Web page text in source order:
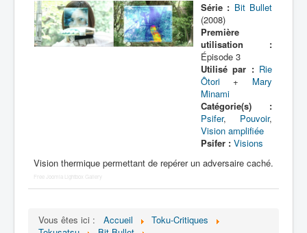
Personnages
Objets
Bullets
Entourage
Série : Bit Bullet
(2008)
Première
utilisation :
Épisode 3
Utilisé par : Rie
Ôtori+ Mary
Minami
Catégorie(s) :
Psifer, Pouvoir,
Vision amplifiée
Psifer : Visions
Vision thermique permettant de repérer un adversaire caché.
Free Joomla Lightbox Gallery
Vous êtes ici : Accueil
Toku-Critiques